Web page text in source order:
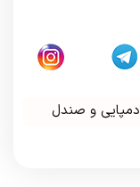
دمپایی و صندل